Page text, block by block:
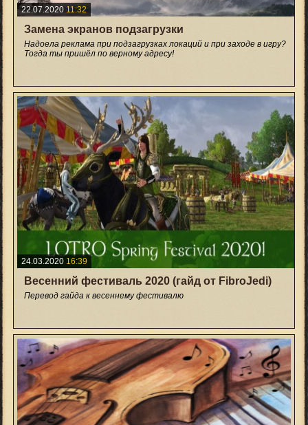
22.07.2020 11:32
Замена экранов подзагрузки
Надоела реклама при подзагрузках локаций и при заходе в игру?
Тогда ты пришёл по верному адресу!
24.03.2020 16:39
Весенний фестиваль 2020 (гайд от FibroJedi)
Перевод гайда к весеннему фестивалю